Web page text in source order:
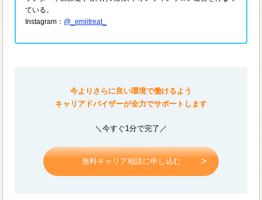
ている。
Instagram： @_emiitreat_
今よりさらに良い環境で働けるよう
キャリアドバイザーが全力でサポートします
＼今すぐ1分で完了／
無料キャリア相談に申し込む